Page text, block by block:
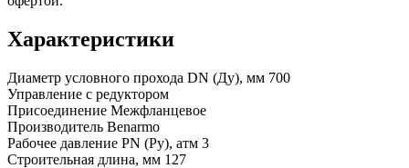
Характеристики
Диаметр условного прохода DN (Ду), мм 700
Управление с редуктором
Присоединение Межфланцевое
Производитель Benarmo
Рабочее давление PN (Ру), атм 3
Строительная длина, мм 127